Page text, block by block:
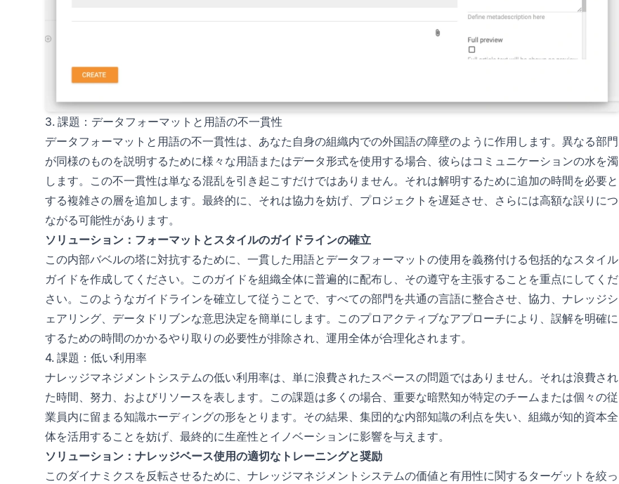
3. 課題：データフォーマットと用語の不一貫性
データフォーマットと用語の不一貫性は、あなた自身の組織内での外国語の障壁のように作用します。異なる部門
が同様のものを説明するために様々な用語またはデータ形式を使用する場合、彼らはコミュニケーションの水を濁
します。この不一貫性は単なる混乱を引き起こすだけではありません。それは解明するために追加の時間を必要と
する複雑さの層を追加します。最終的に、それは協力を妨げ、プロジェクトを遅延させ、さらには高額な誤りにつ
ながる可能性があります。
ソリューション：フォーマットとスタイルのガイドラインの確立
この内部バベルの塔に対抗するために、一貫した用語とデータフォーマットの使用を義務付ける包括的なスタイル
ガイドを作成してください。このガイドを組織全体に普遍的に配布し、その遵守を主張することを重点にしてくだ
さい。このようなガイドラインを確立して従うことで、すべての部門を共通の言語に整合させ、協力、ナレッジシ
ェアリング、データドリブンな意思決定を簡単にします。このプロアクティブなアプローチにより、誤解を明確に
するための時間のかかるやり取りの必要性が排除され、運用全体が合理化されます。
4. 課題：低い利用率
ナレッジマネジメントシステムの低い利用率は、単に浪費されたスペースの問題ではありません。それは浪費され
た時間、努力、およびリソースを表します。この課題は多くの場合、重要な暗黙知が特定のチームまたは個々の従
業員内に留まる知識ホーディングの形をとります。その結果、集団的な内部知識の利点を失い、組織が知的資本全
体を活用することを妨げ、最終的に生産性とイノベーションに影響を与えます。
ソリューション：ナレッジベース使用の適切なトレーニングと奨励
このダイナミクスを反転させるために、ナレッジマネジメントシステムの価値と有用性に関するターゲットを絞っ